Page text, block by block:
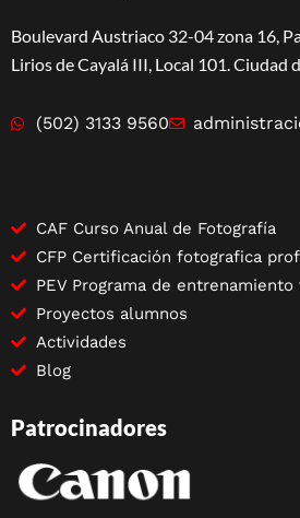
Boulevard Austriaco 32-04 zona 16,
Lirios de Cayalá III, Local 101. Ciudad
(502) 3133 9560
CAF Curso Anual de Fotografía
CFP Certificación fotografica
PEV Programa de entrenamiento
Proyectos alumnos
Actividades
Blog
Patrocinadores